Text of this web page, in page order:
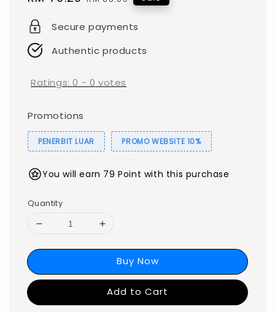
Secure payments
Authentic products
Ratings:0 - 0 votes
Promotions
PENERBIT LUAR PROMO WEBSITE 10%
You will earn 79 Point with this purchase
Quantity
Buy Now
Add to Cart